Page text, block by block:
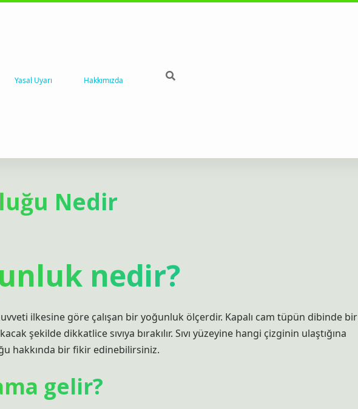
Yasal Uyarı Hakkımızda
Nedir
nedir?
ilkesine göre çalışan bir yoğunluk ölçerdir. Kapalı cam tüpün dibinde bir
şekilde dikkatlice sıvıya bırakılır. Sıvı yüzeyine hangi çizginin ulaştığına
hakkında bir fikir edinebilirsiniz.
gelir?